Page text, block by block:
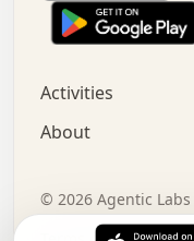
.   .   :   o   .
.   o   .   .   .
+   .   o   .
.   +   .   .   .
.   .   .   .   .
Activities
About
© 2026 Agentic